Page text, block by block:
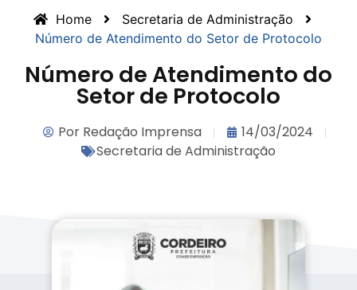
Home
Secretaria de Administração
Número de Atendimento do Setor de Protocolo
Número de Atendimento do
Setor de Protocolo
Por Redação Imprensa
14/03/2024
Secretaria de Administração